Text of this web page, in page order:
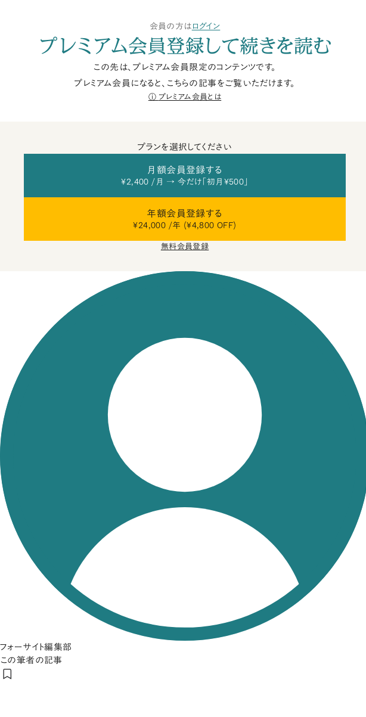
会員の方は ログイン
プレミアム会員登録して続きを読む
この先は、プレミアム会員限定のコンテンツです。
プレミアム会員になると、こちらの記事をご覧いただけます。
プレミアム会員とは
プランを選択してください
月額会員登録する
¥2,400 /月 → 今だけ「初月¥500」
年額会員登録する
¥24,000 /年 (¥4,800 OFF)
無料会員登録
フォーサイト編集部
この筆者の記事